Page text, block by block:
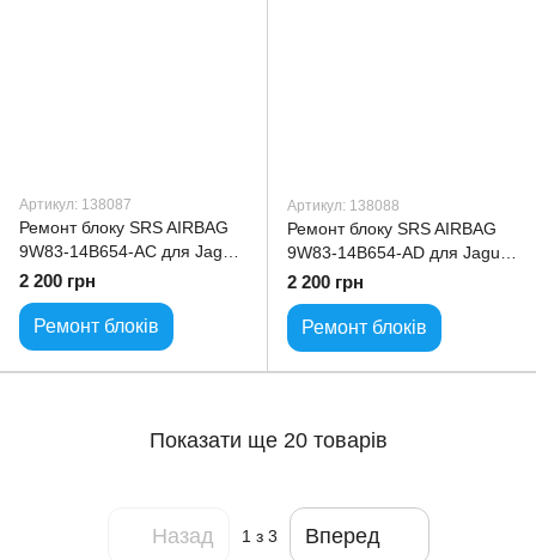
Артикул: 138087
Ремонт блоку SRS AIRBAG
9W83-14B654-AC для Jaguar
XK
2 200 грн
Ремонт блоків
Артикул: 138088
Ремонт блоку SRS AIRBAG
9W83-14B654-AD для Jaguar
XK
2 200 грн
Ремонт блоків
Показати ще 20 товарів
Назад 1 з 3 Вперед